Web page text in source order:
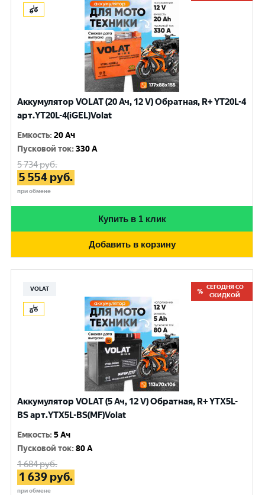
Аккумулятор VOLAT (20 Ач, 12 V) Обратная, R+ YT20L-4
арт.YT20L-4(iGEL)Volat
Емкость:20 Ач
Пусковой ток:330 A
5 734руб.
5 554 руб.
при обмене
Купить в 1 клик
Добавить в корзину
VOLAT
СЕГОДНЯ СО
СКИДКОЙ
Аккумулятор VOLAT (5 Ач, 12 V) Обратная, R+ YTX5L-
BS арт.YTX5L-BS(MF)Volat
Емкость:5 Ач
Пусковой ток:80 A
1 684руб.
1 639 руб.
при обмене